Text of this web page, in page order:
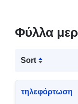
Φύλλα
Sort
τηλεφόρτωση